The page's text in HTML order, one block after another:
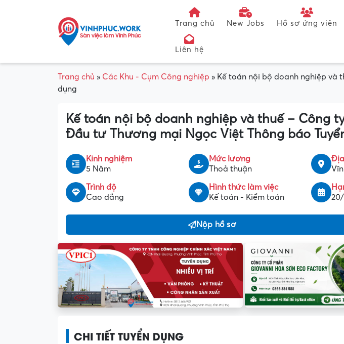
Trang chủ New Jobs Hồ sơ ứng viên
Liên hệ
Trang chủ » Các Khu - Cụm Công nghiệp » Kế toán nội bộ doanh nghiệp và
dụng
Kế toán nội bộ doanh nghiệp và thuế – Công
Đầu tư Thương mại Ngọc Việt Thông báo
Kinh nghiệm
5 Năm
Mức lương
Thoả thuận
Trình độ
Cao đẳng
Hình thức làm việc
Kế toán - Kiểm toán
Nộp hồ sơ
CHI TIẾT TUYỂN DỤNG